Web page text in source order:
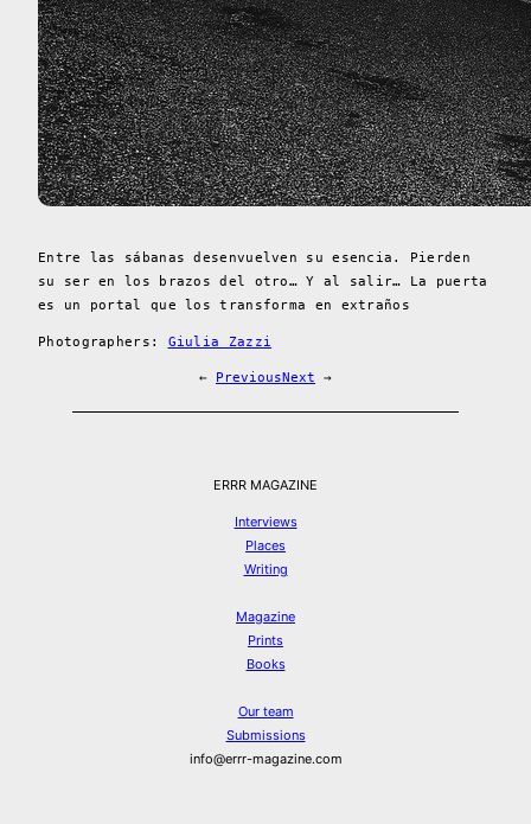
Entre las sábanas desenvuelven su esencia. Pierden
su ser en los brazos del otro… Y al salir… La puerta
es un portal que los transforma en extraños
Photographers: Giulia Zazzi
← PreviousNext →
ERRR MAGAZINE
Interviews
Places
Writing
Magazine
Prints
Books
Our team
Submissions
info@errr-magazine.com